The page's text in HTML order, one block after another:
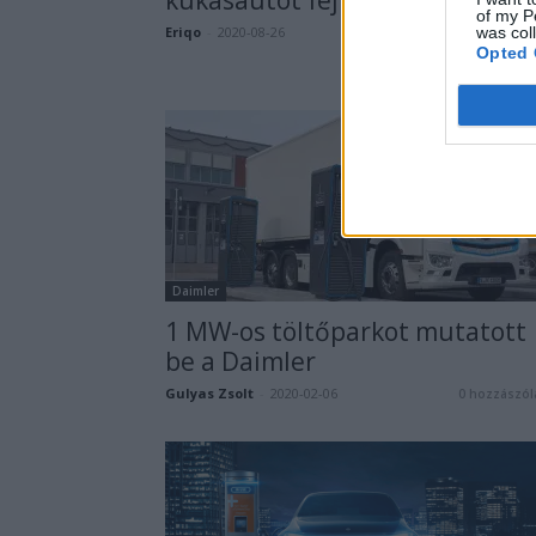
of my
was
Opted
Eriqo 2020-08-26
Daimler
1 MW-os töltőparkot mutatott
be a Daimler
Gulyas Zsolt 2020-02-06 0